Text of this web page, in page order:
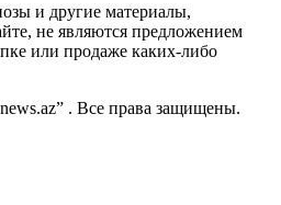
и другие материалы,
не являются предложением
или продаже каких-либо
. Все права защищены.